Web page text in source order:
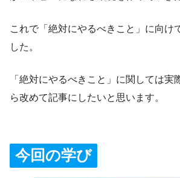
これで「絶対にやるべきこと」に向け
した。
「絶対にやるべきこと」に関しては実
ら改めて記事にしたいと思います。
今回の学び